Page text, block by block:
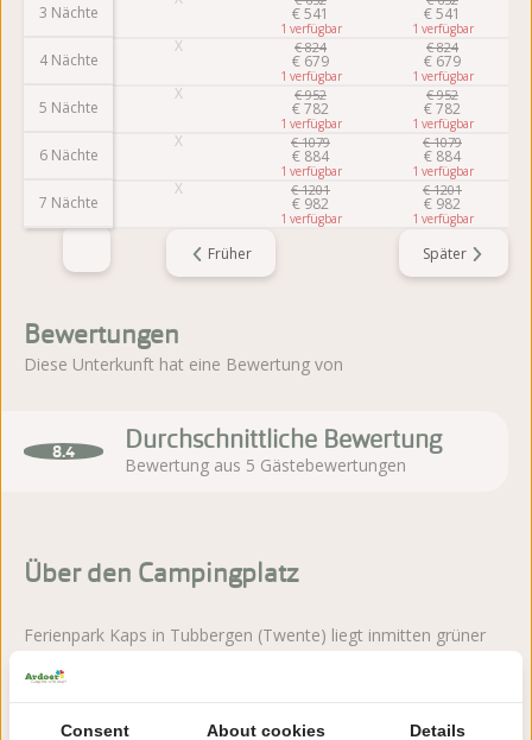
Früher Später
3 Nächte
4 Nächte
5 Nächte
6 Nächte
7 Nächte
€541
1
€ 824
€ 679
1
€ 952
€782
1
€ 1079
€ 884
1
€ 1201
€ 982
1
€541
1
€ 824
€ 679
1
€ 952
€782
1
€ 1079
€ 884
1
€ 1201
€ 982
1
Bewertungen
Diese Unterkunft hat eine Bewertung von
8.4 Durchschnittliche Bewertung
Bewertung aus 5 Gästebewertungen
Über den Campingplatz
Ferienpark Kaps in Tubbergen (Twente) liegt inmitten grüner
Spielraum für Kinder.
Mehr lesen
Consent About cookies Details